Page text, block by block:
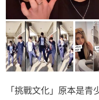
「挑戰文化」原本是